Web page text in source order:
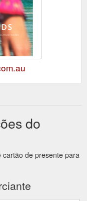
do
de presente para